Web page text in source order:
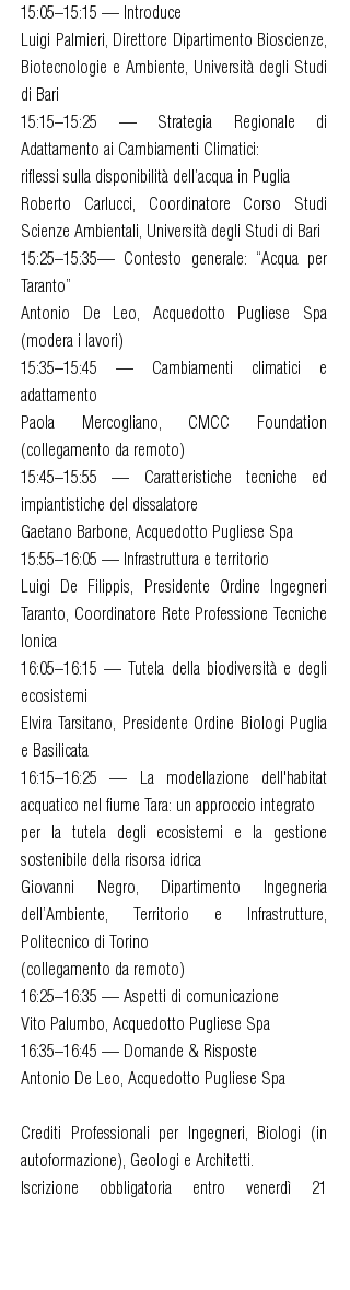
15:05–15:15 — Introduce
Luigi Palmieri, Direttore Dipartimento Bioscienze,
Biotecnologie e Ambiente, Università degli Studi
di Bari
15:15–15:25 — Strategia Regionale di
Adattamento ai Cambiamenti Climatici:
riflessi sulla disponibilità dell’acqua in Puglia
Roberto Carlucci, Coordinatore Corso Studi
Scienze Ambientali, Università degli Studi di Bari
15:25–15:35— Contesto generale: “Acqua per
Taranto”
Antonio De Leo, Acquedotto Pugliese Spa
(modera i lavori)
15:35–15:45 — Cambiamenti climatici e
adattamento
Paola Mercogliano, CMCC Foundation
(collegamento da remoto)
15:45–15:55 — Caratteristiche tecniche ed
impiantistiche del dissalatore
Gaetano Barbone, Acquedotto Pugliese Spa
15:55–16:05 — Infrastruttura e territorio
Luigi De Filippis, Presidente Ordine Ingegneri
Taranto, Coordinatore Rete Professione Tecniche
Ionica
16:05–16:15 — Tutela della biodiversità e degli
ecosistemi
Elvira Tarsitano, Presidente Ordine Biologi Puglia
e Basilicata
16:15–16:25 — La modellazione dell'habitat
acquatico nel fiume Tara: un approccio integrato
per la tutela degli ecosistemi e la gestione
sostenibile della risorsa idrica
Giovanni Negro, Dipartimento Ingegneria
dell’Ambiente, Territorio e Infrastrutture,
Politecnico di Torino
(collegamento da remoto)
16:25–16:35 — Aspetti di comunicazione
Vito Palumbo, Acquedotto Pugliese Spa
16:35–16:45 — Domande & Risposte
Antonio De Leo, Acquedotto Pugliese Spa
Crediti Professionali per Ingegneri, Biologi (in
autoformazione), Geologi e Architetti.
Iscrizione obbligatoria entro venerdì 21